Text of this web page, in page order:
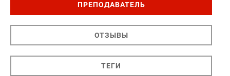
ПРЕПОДАВАТЕЛЬ
ОТЗЫВЫ
ТЕГИ